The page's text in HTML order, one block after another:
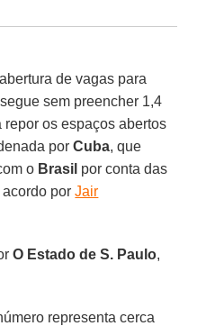
de vagas para
segue sem preencher 1,4
repor os espaços abertos
porCuba, que
o Brasil por conta das
acordo porJair
O Estado de S. Paulo,
representa cerca